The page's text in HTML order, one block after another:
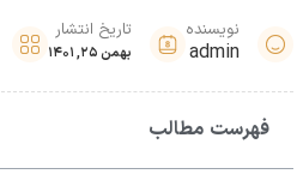
نویسنده
admin
تاریخ انتشار
بهمن 25, 1401
فهرست مطالب